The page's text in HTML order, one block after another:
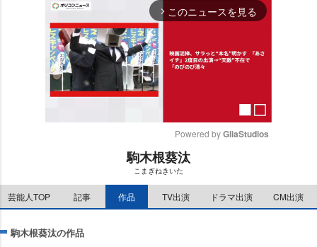
arrow_forward_ios このニュースを見る
e
Powered by GliaStudios
駒木根葵汰
こまぎねきいた
芸能人TOP 記事 作品 TV出演 ドラマ出演 CM出演
駒木根葵汰の作品